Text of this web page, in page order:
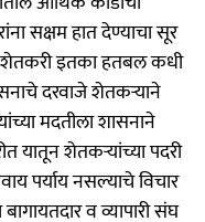
सक्षम हात देण्याचा सूर
शेतकरी इतका हतबल कधी
दरवाजे शेतकऱ्याने
मदतीला शासनाने
शेतकऱ्यांच्या पदरी
पर्याय नसल्याचे विचार
व व्यापारी संघ